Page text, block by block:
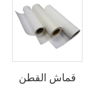
قماش القطن